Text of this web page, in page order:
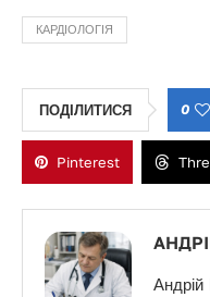
КАРДІОЛОГІЯ
ПОДІЛИТИСЯ 0
Pinterest